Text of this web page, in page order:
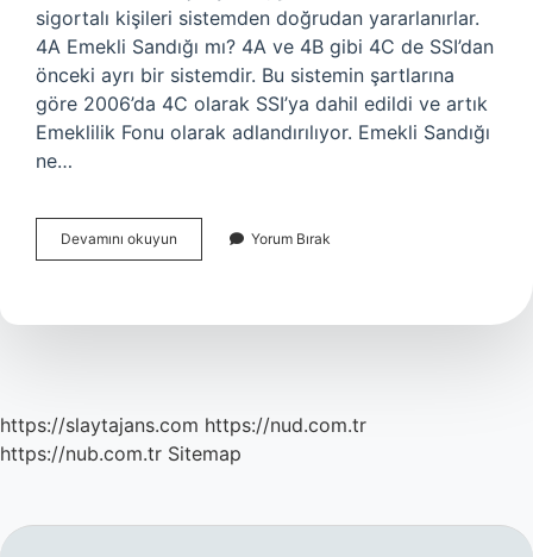
sigortalı kişileri sistemden doğrudan yararlanırlar.
4A Emekli Sandığı mı? 4A ve 4B gibi 4C de SSI’dan
önceki ayrı bir sistemdir. Bu sistemin şartlarına
göre 2006’da 4C olarak SSI’ya dahil edildi ve artık
Emeklilik Fonu olarak adlandırılıyor. Emekli Sandığı
ne…
Devamını okuyun
Sandığı
Yorum Bırak
https://slaytajans.com https://nud.com.tr
https://nub.com.tr Sitemap